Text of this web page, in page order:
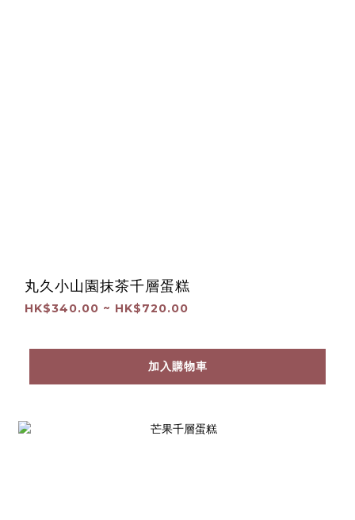
丸久小山園抹茶千層蛋糕
HK$340.00 ~ HK$720.00
加入購物車